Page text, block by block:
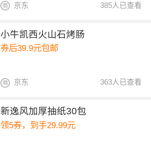
385人已查看
京东
小牛凯西火山石烤肠
券后39.9元包邮
363人已查看
京东
新逸风加厚抽纸30包
领5券，到手29.99元